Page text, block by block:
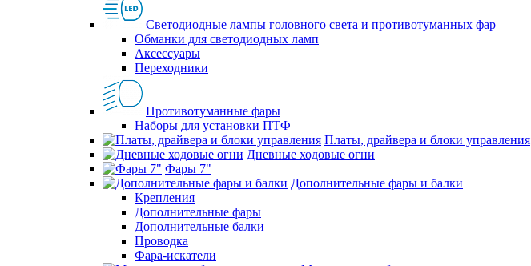
Светодиодные лампы головного света и противотуманных фар
Обманки для светодиодных ламп
Аксессуары
Переходники
Противотуманные фары
Наборы для установки ПТФ
Платы, драйвера и блоки управления
Дневные ходовые огни
Фары 7"
Дополнительные фары и балки
Крепления
Дополнительные фары
Дополнительные балки
Проводка
Фара-искатели